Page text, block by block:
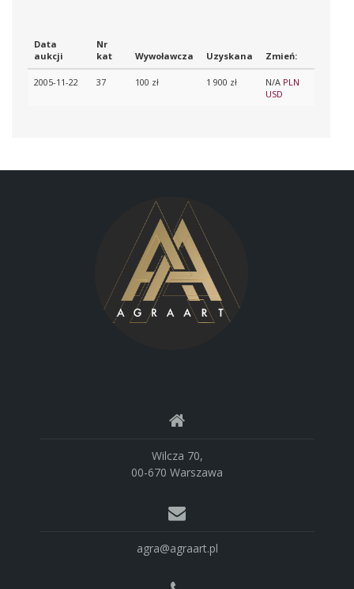
Data
aukcji
Nr
kat
Wywoławcza Uzyskana Zmień:
2005-11-22 37 100 zł 1 900 zł N/A PLN
USD
Wilcza 70,
00-670 Warszawa
agra@agraart.pl